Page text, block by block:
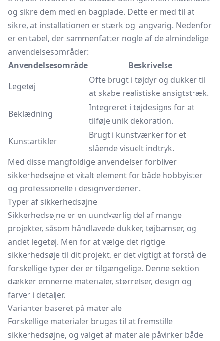
og sikre dem med en bagplade. Dette er med til at
sikre, at installationen er stærk og langvarig. Nedenfor
er en tabel, der sammenfatter nogle af de almindelige
anvendelsesområder:
Anvendelsesområde
Beskrivelse
Legetøj
Ofte brugt i tøjdyr og dukker til
at skabe realistiske ansigtstræk.
Beklædning
Integreret i tøjdesigns for at
tilføje unik dekoration.
Kunstartikler
Brugt i kunstværker for et
slående visuelt indtryk.
Med disse mangfoldige anvendelser forbliver
sikkerhedsøjne et vitalt element for både hobbyister
og professionelle i designverdenen.
Typer af sikkerhedsøjne
Sikkerhedsøjne er en uundværlig del af mange
projekter, såsom håndlavede dukker, tøjbamser, og
andet legetøj. Men for at vælge det rigtige
sikkerhedsøje til dit projekt, er det vigtigt at forstå de
forskellige typer der er tilgængelige. Denne sektion
dækker emnerne materialer, størrelser, design og
farver i detaljer.
Varianter baseret på materiale
Forskellige materialer bruges til at fremstille
sikkerhedsøjne, og valget af materiale påvirker både